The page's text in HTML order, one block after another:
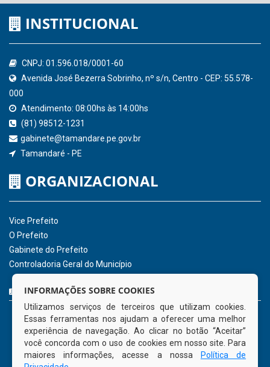
Controladoria-Geral da União
Confederação Nacional de Municípios - CNM
QEdu
Consultar Convênios
Receber Informações sobre novos Repasses
Hora:11:40/ Segunda-Feira,10 de
agosto de 2026
INSTITUCIONAL
CNPJ: 01.596.018/0001-60
000
Atendimento: 08:00hs às 14:00hs
(81) 98512-1231
gabinete@tamandare.pe.gov.br
Tamandaré - PE
INFORMAÇÕES SOBRE COOKIES
Utilizamos serviços de terceiros que utilizam cookies.
Essas ferramentas nos ajudam a oferecer uma melhor
experiência de navegação. Ao clicar no botão “Aceitar”
você concorda com o uso de cookies em nosso site. Para
maiores informações, acesse a nossa
Política de